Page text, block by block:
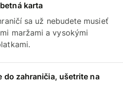
karta
sa už nebudete musieť
maržami a vysokými
do zahraničia, ušetrite na